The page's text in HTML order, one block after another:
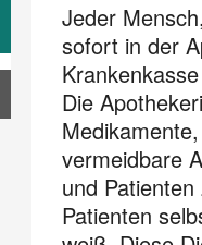
Jeder
sofort in der
Die
vermeidbare
und
Patienten